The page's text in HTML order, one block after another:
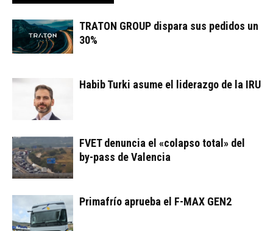
TRATON GROUP dispara sus pedidos un
30%
Habib Turki asume el liderazgo de la IRU
FVET denuncia el «colapso total» del
by-pass de Valencia
Primafrío aprueba el F-MAX GEN2